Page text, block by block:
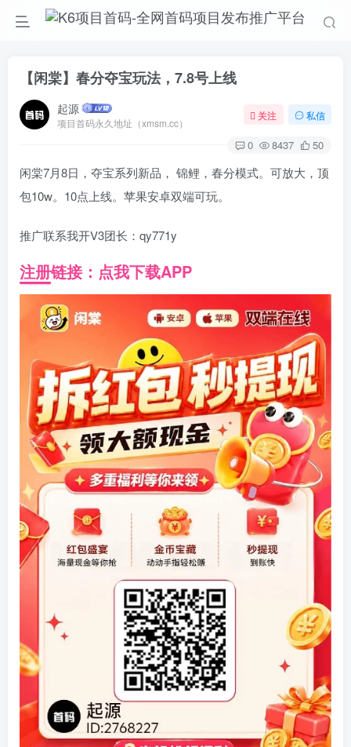
【闲棠】春分夺宝玩法，7.8号上线
起源
项目首码永久地址（xmsm.cc）
关注 私信
0 8437 50
闲棠7月8日，夺宝系列新品， 锦鲤，春分模式。可放大，顶
包10w。10点上线。苹果安卓双端可玩。
推广联系我开V3团长：qy771y
注册链接：点我下载APP